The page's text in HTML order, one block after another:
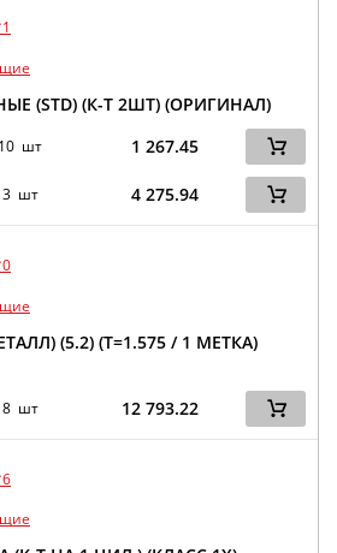
(STD) (К-Т 2ШТ) (ОРИГИНАЛ)
10 шт 1 267.45
3 шт 4 275.94
(5.2) (Т=1.575 / 1 МЕТКА)
8 шт 12 793.22